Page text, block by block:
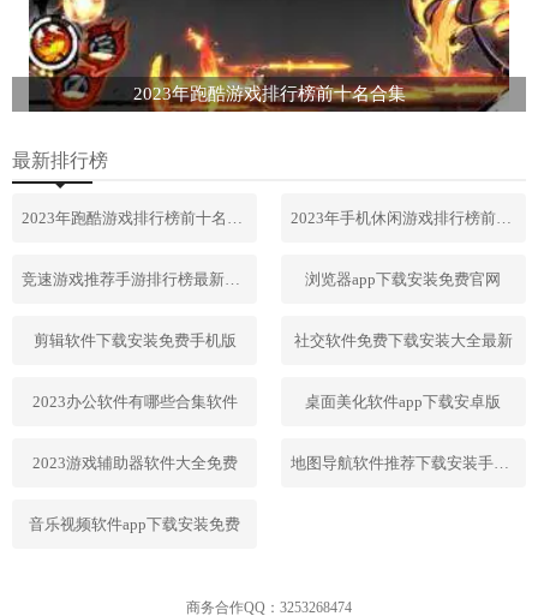
2023年跑酷游戏排行榜前十名合集
最新排行榜
2023年跑酷游戏排行榜前十名合集 2023年手机休闲游戏排行榜前十名
竞速游戏推荐手游排行榜最新2023 浏览器app下载安装免费官网
剪辑软件下载安装免费手机版 社交软件免费下载安装大全最新
2023办公软件有哪些合集软件 桌面美化软件app下载安卓版
2023游戏辅助器软件大全免费 地图导航软件推荐下载安装手机版
音乐视频软件app下载安装免费
商务合作QQ：3253268474